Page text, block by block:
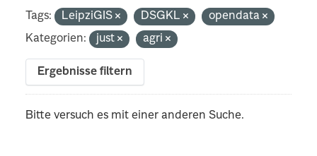
Tags: LeipziGIS DSGKL
opendata
Kategorien:
just agri
Ergebnisse filtern
Bitte versuch es mit einer anderen Suche.